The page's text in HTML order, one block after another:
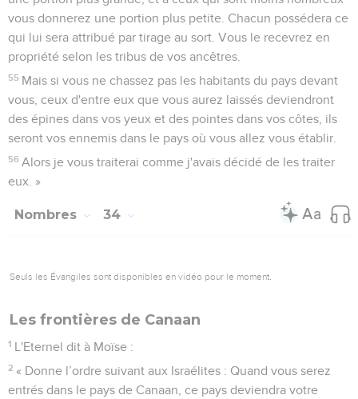
19 Voici le nom de ces hommes. Pour la tribu de Juda :
Caleb, fils de Jephunné ;
20 pour la tribu des Siméonites : Samuel, fils d'Ammihud ;
pour la tribu de Benjamin : Elidad, fils de Kislon ;
pour la tribu des Danites : le prince Buki, fils de Jogli ;
23 pour les fils de Joseph, pour la tribu des Manassites : le
prince Hanniel, fils d'Ephod,
24 et pour la tribu des Ephraïmites : le prince Kemuel, fils de
25
pour la tribu des Zabulonites : le prince Elitsaphan, fils de
Shelomi ;
d'Ammihud. »
29
Tels sont les hommes à qui l'Eternel ordonna de partager